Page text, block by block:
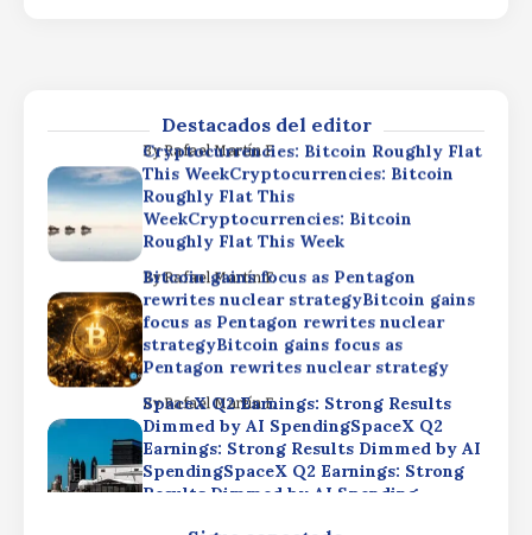
Destacados del editor
Results Dimmed by AI Spending
ByRafael Martín F.
Cryptocurrencies: Bitcoin Roughly Flat
This WeekCryptocurrencies: Bitcoin
Roughly Flat This
WeekCryptocurrencies: Bitcoin
Roughly Flat This Week
ByRafael Martín F.
Bitcoin gains focus as Pentagon
rewrites nuclear strategyBitcoin gains
focus as Pentagon rewrites nuclear
strategyBitcoin gains focus as
Pentagon rewrites nuclear strategy
ByRafael Martín F.
SpaceX Q2 Earnings: Strong Results
Dimmed by AI SpendingSpaceX Q2
Earnings: Strong Results Dimmed by AI
SpendingSpaceX Q2 Earnings: Strong
Results Dimmed by AI Spending
Rafael Martín F.
Cryptocurrencies: Bitcoin Roughly Flat